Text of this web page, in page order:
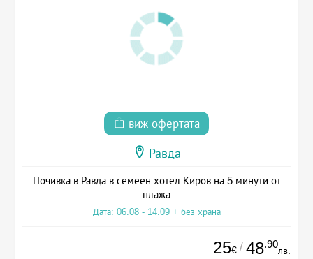
виж офертата
Равда
Почивка в Равда в семеен хотел Киров на 5 минути от
плажа
Дата: 06.08 - 14.09 + без храна
25€ / 48.90
лв.